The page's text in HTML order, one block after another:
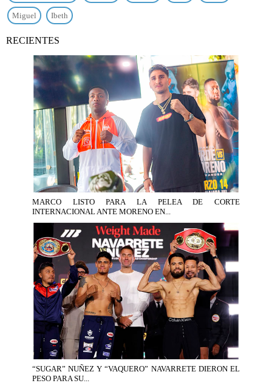
Miguel Ibeth
RECIENTES
MARCO LISTO PARA LA PELEA DE CORTE
INTERNACIONAL ANTE MORENO EN...
“SUGAR” NUÑEZ Y “VAQUERO” NAVARRETE DIERON EL
PESO PARA SU...